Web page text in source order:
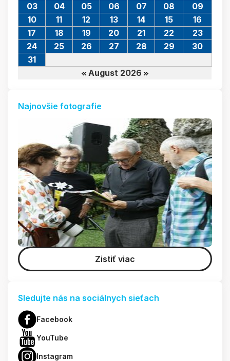
August 2026
03
04 05 06 07 08
09
10
11 12 13 14 15
16
17
18 19 20 21 22
23
24
25 26 27 28 29
30
31
Najnovšie fotografie
Zistiť viac
Sledujte nás na sociálnych sieťach
Facebook
YouTube
Instagram